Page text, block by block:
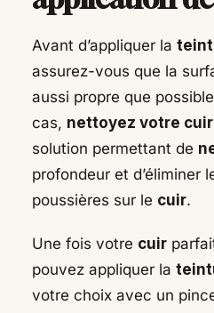
Avant d’appliquer la
assurez-vous que la
aussi propre que
cas, nettoyez votre cuir
solution permettant de
profondeur et d’éliminer
poussières sur le cuir.
Une fois votre cuir
pouvez appliquer la
votre choix avec un